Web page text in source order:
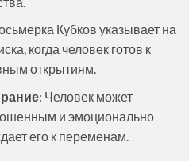
Кубков указывает на
когда человек готов к
открытиям.
: Человек может
и эмоционально
его к переменам.